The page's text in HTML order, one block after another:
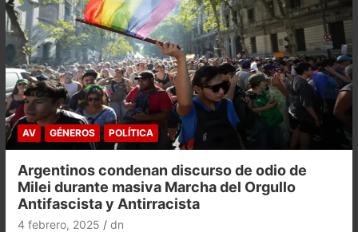
AV GÉNEROS POLÍTICA
Argentinos condenan discurso de odio de
Milei durante masiva Marcha del Orgullo
Antifascista y Antirracista
4 febrero, 2025 dn